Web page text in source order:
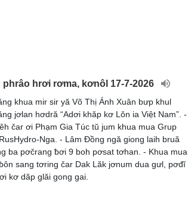
hrơi rơma, kơnôl 17-7-2026
khua mir sir yă Võ Thị Ánh Xuân bưp khul
jơlan hơdră “Adơi khăp kơ Lŏn ia Việt Nam”. -
čar ơi Phạm Gia Túc tŭ jum khua mua Grup
Nga. - Lâm Đồng ngă giong laih bruă
ba pơčrang ƀơi 9 boh pơsat tơhan. - Khua mua
sang tơring čar Dak Lăk jơnum dua gưl, pơđĭ
kơ dăp glăi gong gai.